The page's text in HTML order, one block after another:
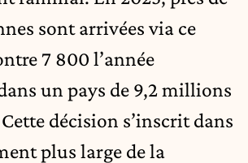
sont arrivées via ce
7 800 l’année
un pays de 9,2 millions
décision s’inscrit dans
plus large de la